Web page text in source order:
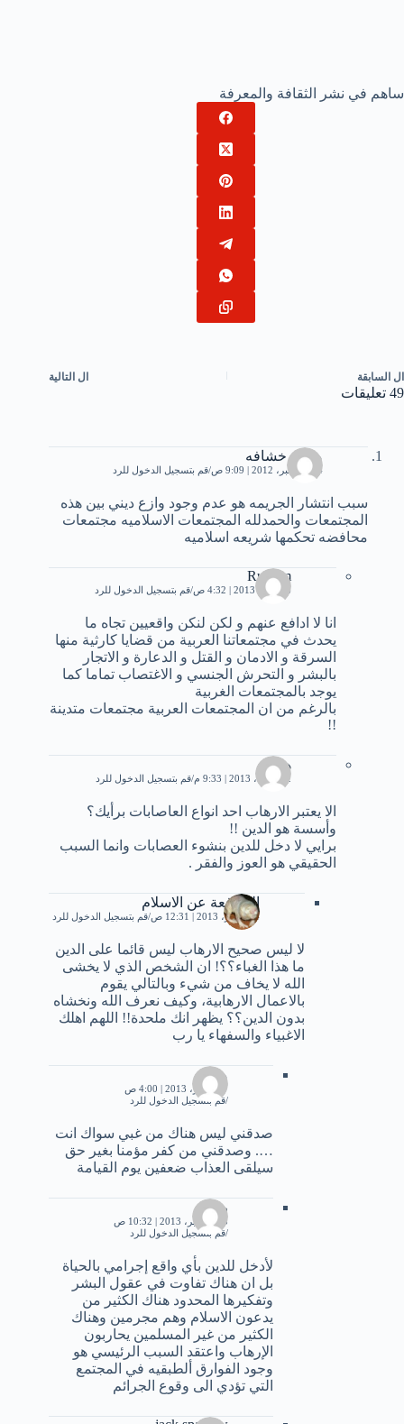
ساهم في نشر الثقافة والمعرفة
ال السابقة ال التالية
49 تعليقات
محمد خشافه
14 ديسمبر، 2012 | 9:09 ص قم بتسجيل الدخول للرد
سبب انتشار الجريمه هو عدم وجود وازع ديني بين هذه
المجتمعات والحمدلله المجتمعات الاسلاميه مجتمعات
محافضه تحكمها شريعه اسلاميه
Rustom
16 يناير، 2013 | 4:32 ص قم بتسجيل الدخول للرد
انا لا ادافع عنهم و لكن لنكن واقعيين تجاه ما
يحدث في مجتمعاتنا العربية من قضايا كارثية منها
السرقة و الادمان و القتل و الدعارة و الاتجار
بالبشر و التحرش الجنسي و الاغتصاب تماما كما
يوجد بالمجتمعات الغربية
بالرغم من ان المجتمعات العربية مجتمعات متدينة
!!
هند
12 أبريل، 2013 | 9:33 م قم بتسجيل الدخول للرد
الا يعتبر الارهاب احد انواع العاصابات برأيك؟
وأسسة هو الدين !!
برايي لا دخل للدين بنشوء العصابات وانما السبب
الحقيقي هو العوز والفقر .
المدافعة عن الاسلام
4 سبتمبر، 2013 | 12:31 ص قم بتسجيل الدخول للرد
لا ليس صحيح الارهاب ليس قائما على الدين
ما هذا الغباء؟؟! ان الشخص الذي لا يخشى
الله لا يخاف من شيء وبالتالي يقوم
بالاعمال الارهابية، وكيف نعرف الله ونخشاه
بدون الدين؟؟ يظهر انك ملحدة!! اللهم اهلك
الاغبياء والسفهاء يا رب
مهند
7 سبتمبر، 2013 | 4:00 ص
قم بتسجيل الدخول للرد
صدقني ليس هناك من غبي سواك انت
…. وصدقني من كفر مؤمنا بغير حق
سيلقى العذاب ضعفين يوم القيامة
رزان
15 سبتمبر، 2013 | 10:32 ص
قم بتسجيل الدخول للرد
لأدخل للدين بأي واقع إجرامي بالحياة
بل ان هناك تفاوت في عقول البشر
وتفكيرها المحدود هناك الكثير من
يدعون الاسلام وهم مجرمين وهناك
الكثير من غير المسلمين يحاربون
الإرهاب واعتقد السبب الرئيسي هو
وجود الفوارق ألطبقيه في المجتمع
التي تؤدي الى وقوع الجرائم